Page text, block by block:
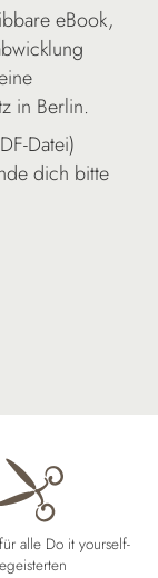
eBook,
in Berlin.
Datei)
dich bitte
alle Do it yourself-